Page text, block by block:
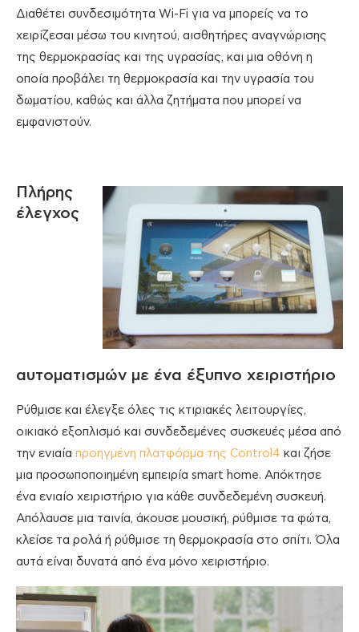
Διαθέτει συνδεσιμότητα Wi-Fi για να μπορείς να το
χειρίζεσαι μέσω του κινητού, αισθητήρες αναγνώρισης
της θερμοκρασίας και της υγρασίας, και μια οθόνη η
οποία προβάλει τη θερμοκρασία και την υγρασία του
δωματίου, καθώς και άλλα ζητήματα που μπορεί να
εμφανιστούν.
Πλήρης
έλεγχος
αυτοματισμών με ένα έξυπνο χειριστήριο
Ρύθμισε και έλεγξε όλες τις κτιριακές λειτουργίες,
οικιακό εξοπλισμό και συνδεδεμένες συσκευές μέσα από
την ενιαία προηγμένη πλατφόρμα της Control4 και ζήσε
μια προσωποποιημένη εμπειρία smart home. Απόκτησε
ένα ενιαίο χειριστήριο για κάθε συνδεδεμένη συσκευή.
Απόλαυσε μια ταινία, άκουσε μουσική, ρύθμισε τα φώτα,
κλείσε τα ρολά ή ρύθμισε τη θερμοκρασία στο σπίτι. Όλα
αυτά είναι δυνατά από ένα μόνο χειριστήριο.